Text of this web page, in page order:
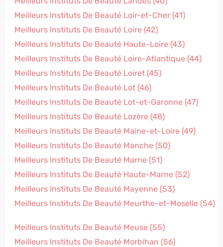
Meilleurs Instituts De Beauté Loir-et-Cher (41)
Meilleurs Instituts De Beauté Loire (42)
Meilleurs Instituts De Beauté Haute-Loire (43)
Meilleurs Instituts De Beauté Loire-Atlantique (44)
Meilleurs Instituts De Beauté Loiret (45)
Meilleurs Instituts De Beauté Lot (46)
Meilleurs Instituts De Beauté Lot-et-Garonne (47)
Meilleurs Instituts De Beauté Lozère (48)
Meilleurs Instituts De Beauté Maine-et-Loire (49)
Meilleurs Instituts De Beauté Manche (50)
Meilleurs Instituts De Beauté Marne (51)
Meilleurs Instituts De Beauté Haute-Marne (52)
Meilleurs Instituts De Beauté Mayenne (53)
Meilleurs Instituts De Beauté Meurthe-et-Moselle (54)
Meilleurs Instituts De Beauté Meuse (55)
Meilleurs Instituts De Beauté Morbihan (56)